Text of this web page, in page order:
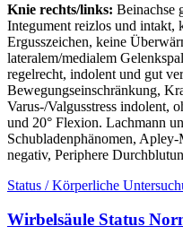
Knie rechts/links: Beinachse
Integument reizlos und intakt,
Ergusszeichen, keine
lateralem/medialem
regelrecht, indolent und gut
Bewegungseinschränkung,
Varus-/Valgusstress indolent,
und 20° Flexion. Lachmann
Schubladenphänomen,
negativ, Periphere
Status / Körperliche
Wirbelsäule Status